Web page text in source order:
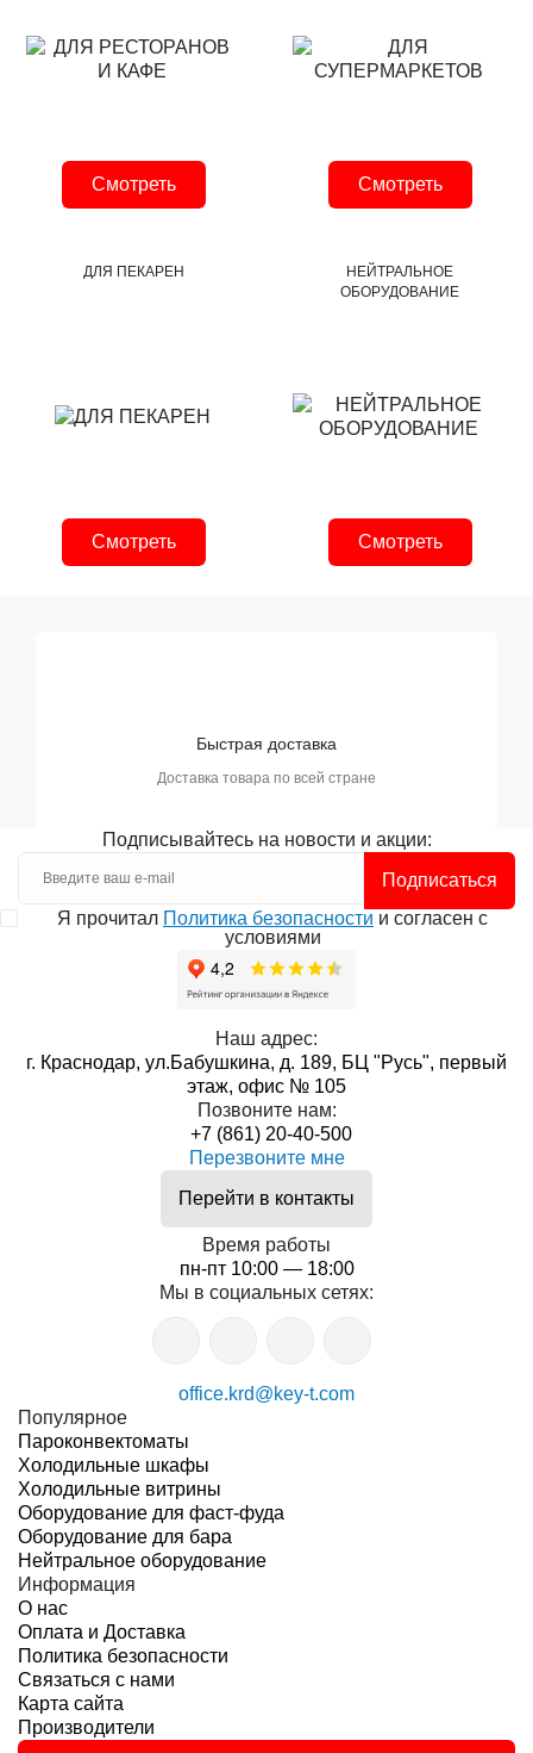
Смотреть Смотреть
ДЛЯ ПЕКАРЕН
Смотреть
НЕЙТРАЛЬНОЕ
ОБОРУДОВАНИЕ
Смотреть
Быстрая доставка
Доставка товара по всей стране
Подписывайтесь на новости и акции:
Подписаться
Я прочитал Политика безопасности и согласен с
условиями
Наш адрес:
г. Краснодар, ул.Бабушкина, д. 189, БЦ "Русь", первый
этаж, офис № 105
Позвоните нам:
+7 (861) 20-40-500
Перезвоните мне
Перейти в контакты
Время работы
пн-пт 10:00 — 18:00
Мы в социальных сетях:
office.krd@key-t.com
Популярное
Пароконвектоматы
Холодильные шкафы
Холодильные витрины
Оборудование для фаст-фуда
Оборудование для бара
Нейтральное оборудование
Информация
О нас
Оплата и Доставка
Политика безопасности
Связаться с нами
Карта сайта
Производители